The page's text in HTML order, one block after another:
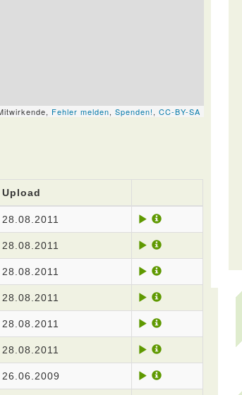
Upload
28.08.2011
28.08.2011
28.08.2011
28.08.2011
28.08.2011
28.08.2011
26.06.2009